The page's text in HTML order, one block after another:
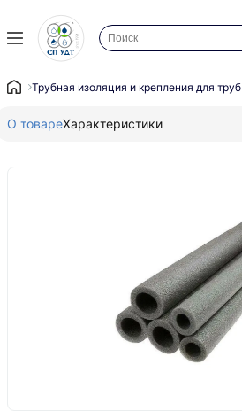
Трубная изоляция и крепления для труб
О товареХарактеристики